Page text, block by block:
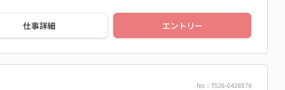
仕事詳細 エントリー
No：TS26-0438876